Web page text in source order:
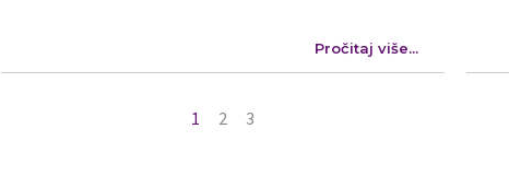
Pročitaj više...
1 2 3